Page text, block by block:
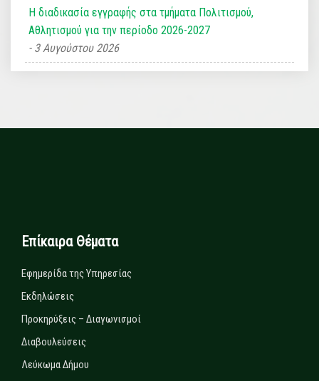
Η διαδικασία εγγραφής στα τμήματα Πολιτισμού,
Αθλητισμού για την περίοδο 2026-2027
3 Αυγούστου 2026
Επίκαιρα Θέματα
Εφημερίδα της Υπηρεσίας
Εκδηλώσεις
Προκηρύξεις – Διαγωνισμοί
Διαβουλεύσεις
Λεύκωμα Δήμου